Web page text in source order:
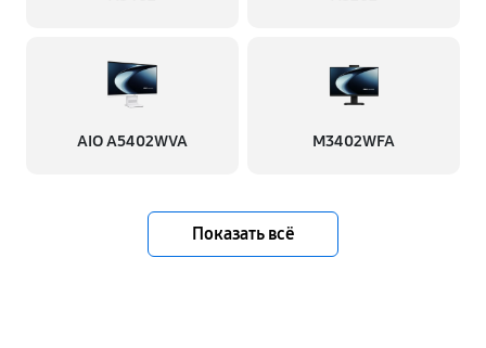
AIO A5402WVA M3402WFA
Показать всё